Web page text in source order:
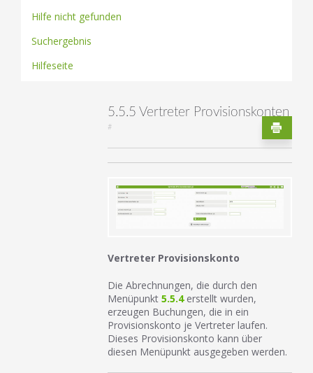
Hilfe nicht gefunden
Suchergebnis
Hilfeseite
5.5.5 Vertreter Provisionskonten
#
Vertreter Provisionskonto
Die Abrechnungen, die durch den
Menüpunkt5.5.4erstellt wurden,
erzeugen Buchungen, die in ein
Provisionskonto je Vertreter laufen.
Dieses Provisionskonto kann über
diesen Menüpunkt ausgegeben werden.